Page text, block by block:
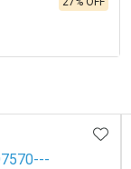
FAVORITOS